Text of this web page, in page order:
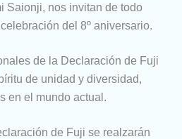
Saionji, nos invitan de todo
del 8º aniversario.
de la Declaración de Fuji
de unidad y diversidad,
en el mundo actual.
de Fuji se realzarán